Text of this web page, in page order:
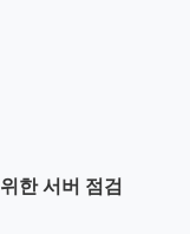
한 서버 점검